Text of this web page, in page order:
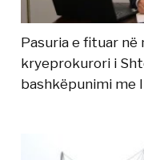
Pasuria e fituar
kryeprokurori i
bashkëpunimi me